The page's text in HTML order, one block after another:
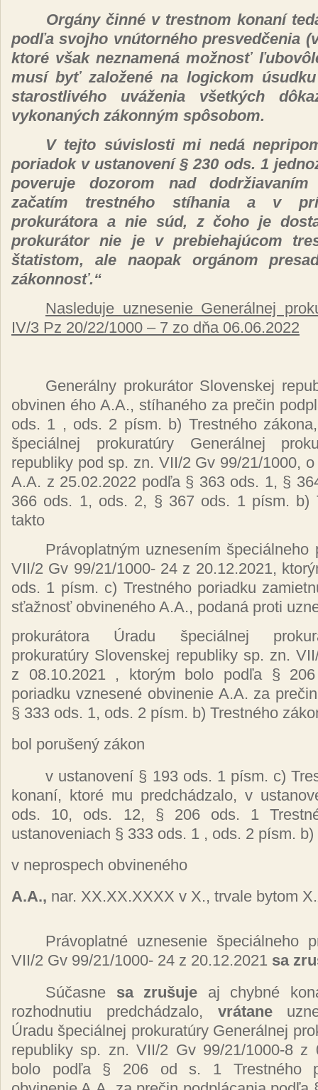
Orgány činné v trestnomkonaní
podľasvojho vnútorného presvedčenia
ktoré však neznamená možnosť
musí byť založenéna logickom
starostlivého uváženia všetkých
vykonaných zákonným spôsobom.
V tejto súvislostimi nedá
poriadok v ustanovení § 230 ods. 1
poveruje dozorom nad
začatím trestného stíhania a v
prokurátora a nie súd, zčohoje
prokurátornie je vprebiehajúcom
štatistom, ale naopak orgánom
zákonnosť.“
Nasleduje uznesenie Generálnej
IV/3 Pz 20/22/1000 – 7 zo dňa 06.06.2022
Generálny prokurátor Slovenskej
obvinen ého A.A., stíhaného za prečin
ods. 1 , ods. 2 písm. b) Trestného
špeciálnej prokuratúry Generálnej
republiky pod sp. zn. VII/2 Gv 99/21/1000,
A.A. z 25.02.2022 podľa § 363 ods. 1, §
366 ods. 1, ods. 2, § 367 ods. 1 písm. b)
takto
Právoplatným uznesením špeciálneho
VII/2 Gv 99/21/1000- 24 z 20.12.2021,
ods. 1 písm. c) Trestného poriadku
sťažnosť obvineného A.A., podaná proti
prokurátora Úradu špeciálnej
prokuratúry Slovenskej republiky sp. zn.
z 08.10.2021 , ktorým bolo podľa §
poriadku vznesené obvinenie A.A. za
§ 333 ods. 1, ods. 2 písm. b) Trestného
bol porušený zákon
v ustanovení § 193 ods. 1 písm. c)
konaní, ktoré mu predchádzalo, v
ods. 10, ods. 12, § 206 ods. 1
ustanoveniach § 333 ods. 1 , ods. 2 písm.
v neprospech obvineného
A.A., nar. XX.XX.XXXX v X., trvale bytom
Právoplatné uznesenie špeciálneho
VII/2 Gv 99/21/1000- 24 z 20.12.2021 sa
Súčasne sa zrušuje aj chybné
rozhodnutiu predchádzalo, vrátane
Úradu špeciálnej prokuratúry Generálnej
republiky sp. zn. VII/2 Gv 99/21/1000-8 z
bolo podľa § 206 od s. 1 Trestného